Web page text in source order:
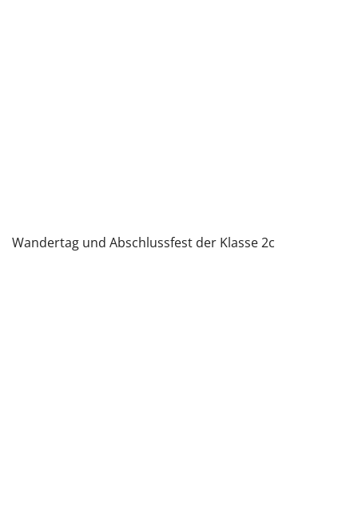
Wandertag und Abschlussfest der Klasse 2c